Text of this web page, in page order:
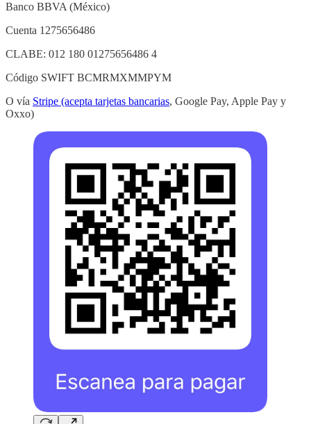
Banco BBVA (México)
Cuenta 1275656486
CLABE: 012 180 01275656486 4
Código SWIFT BCMRMXMMPYM
O vía Stripe (acepta tarjetas bancarias, Google Pay, Apple Pay y
Oxxo)